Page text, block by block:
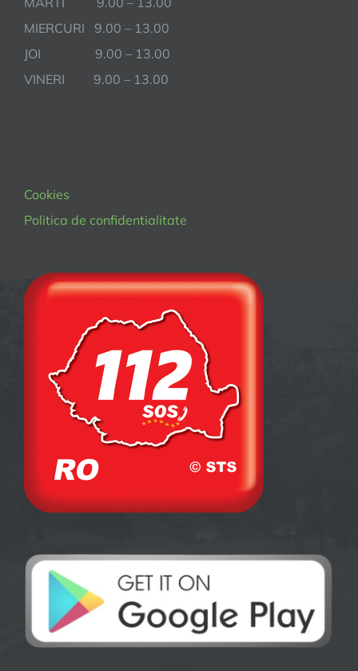
MIERCURI 9.00 – 13.00
JOI 9.00 – 13.00
VINERI 9.00 – 13.00
Cookies
Politica de confidentialitate